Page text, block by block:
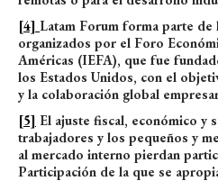
[4] Latam Forum forma parte de
organizados por el Foro
Américas (IEFA), que fue
los Estados Unidos, con el
y la colaboración global
[5] El ajuste fiscal, económico y
trabajadores y los pequeños y
al mercado interno pierdan
Participación de la que se